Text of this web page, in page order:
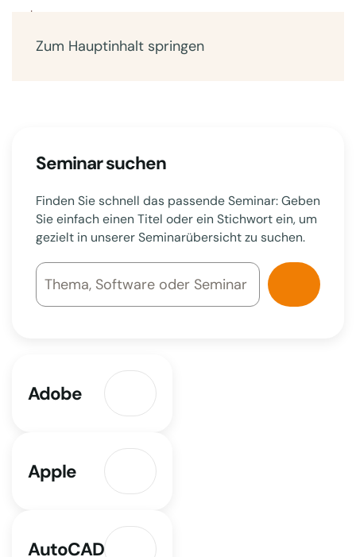
Zum Hauptinhalt springen
Seminar suchen
Finden Sie schnell das passende Seminar: Geben
Sie einfach einen Titel oder ein Stichwort ein, um
gezielt in unserer Seminarübersicht zu suchen.
Adobe
Apple
AutoCAD